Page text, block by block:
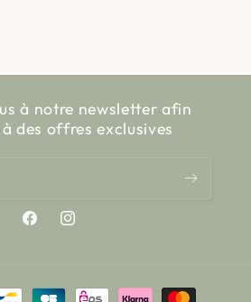
à notre newsletter afin
des offres exclusives
FacebookInstagram